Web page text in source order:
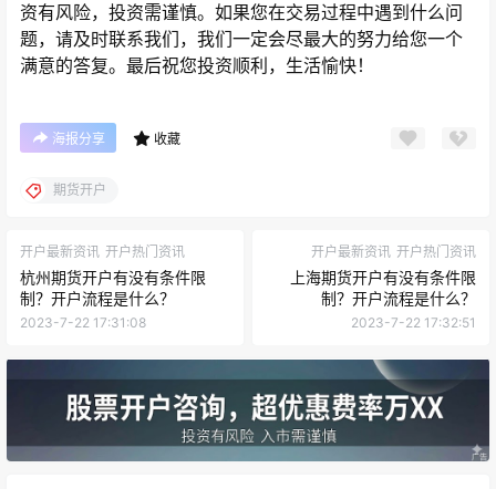
资有风险，投资需谨慎。如果您在交易过程中遇到什么问
题，请及时联系我们，我们一定会尽最大的努力给您一个
满意的答复。最后祝您投资顺利，生活愉快！
海报分享 收藏
期货开户
开户最新资讯 开户热门资讯
杭州期货开户有没有条件限
制？开户流程是什么？
2023-7-22 17:31:08
开户最新资讯 开户热门资讯
上海期货开户有没有条件限
制？开户流程是什么？
2023-7-22 17:32:51